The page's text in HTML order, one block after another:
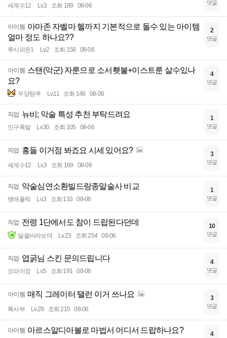
세계수12 Lv.3 조회 189 08-06 댓글
아이템 아마존 자벨마 헬까지 기본적으로 돌수 있는 아이템
얼마 정도 하나요??
루시피온1 Lv.2 조회 158 08-06
2
댓글
아이템 스탠(악군) 자룬으로 소서횃불+이스트룬 살수있나
요?
우당탕쿠 Lv.11 조회 148 08-06
4
댓글
직업 뉴비; 악술 특성 추천 부탁드려요
인구폭발 Lv.30 조회 105 08-06
1
댓글
직업 홍들 이거점 봐죠요 시세 있어요?
세계수12 Lv.3 조회 169 08-06
3
댓글
직업 악술심연소환빌드랑종말술사 비교
뱅애플릭 Lv.3 조회 133 08-06
1
댓글
직업 전령 1단에서도 참이 드랍된다던데
달을바라보며 Lv.23 조회 254 08-06
10
댓글
직업 엽굵님 스킨 문의드립니다
오라이장 Lv.5 조회 191 08-06
4
댓글
아이템 매직 그레이터 탤런 이거 쓰나요
특사부 Lv.29 조회 215 08-06
3
댓글
아이템 아르스알디아볼로 마법서 어디서 드랍하나요? 4